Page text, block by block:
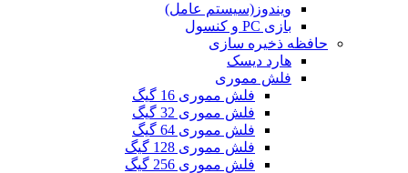
ویندوز(سیستم عامل)
بازی PC و کنسول
حافظه ذخیره سازی
هارد دیسک
فلش مموری
فلش مموری 16 گیگ
فلش مموری 32 گیگ
فلش مموری 64 گیگ
فلش مموری 128 گیگ
فلش مموری 256 گیگ